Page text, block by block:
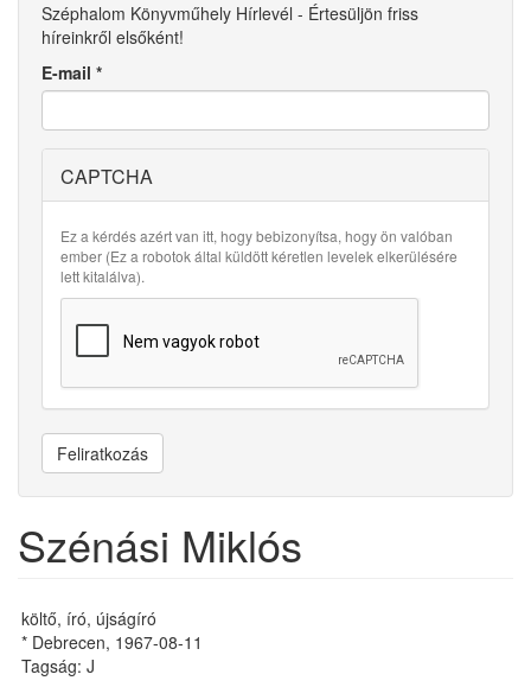
Széphalom Könyvműhely Hírlevél - Értesüljön friss
híreinkről elsőként!
E-mail *
CAPTCHA
Ez a kérdés azért van itt, hogy bebizonyítsa, hogy ön valóban
ember (Ez a robotok által küldött kéretlen levelek elkerülésére
lett kitalálva).
Feliratkozás
Szénási Miklós
költő, író, újságíró
* Debrecen, 1967-08-11
Tagság: J